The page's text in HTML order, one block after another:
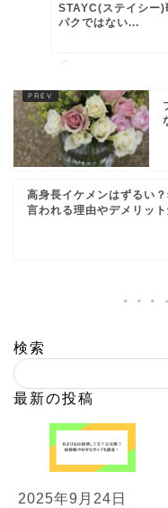
STAYC(ステイシー)
パクではない...
高身長イケメンはずるい
言われる理由やデメリッ
検索
最新の投稿
2025年9月24日